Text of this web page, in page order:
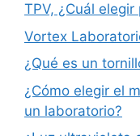
TPV, ¿Cuál
Vortex
¿Qué es un
¿Cómo elegir el
un laboratorio?